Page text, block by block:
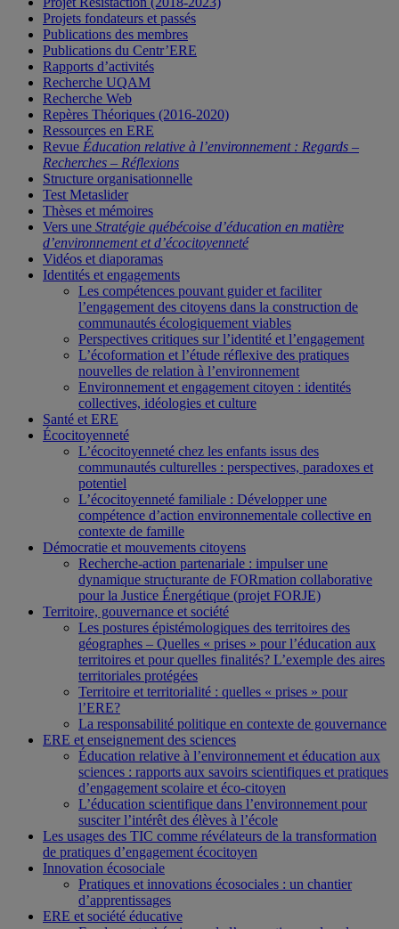
Projets fondateurs et passés
Publications des membres
Publications du Centr’ERE
Rapports d’activités
Recherche UQAM
Recherche Web
Repères Théoriques (2016-2020)
Ressources en ERE
Revue Éducation relative à l’environnement : Regards –
Recherches – Réflexions
Structure organisationnelle
Test Metaslider
Thèses et mémoires
Vers une Stratégie québécoise d’éducation en matière
d’environnement et d’écocitoyenneté
Vidéos et diaporamas
Identités et engagements
Les compétences pouvant guider et faciliter
l’engagement des citoyens dans la construction de
communautés écologiquement viables
Perspectives critiques sur l’identité et l’engagement
L’écoformation et l’étude réflexive des pratiques
nouvelles de relation à l’environnement
Environnement et engagement citoyen : identités
collectives, idéologies et culture
Santé et ERE
Écocitoyenneté
L’écocitoyenneté chez les enfants issus des
communautés culturelles : perspectives, paradoxes et
potentiel
L’écocitoyenneté familiale : Développer une
compétence d’action environnementale collective en
contexte de famille
Démocratie et mouvements citoyens
Recherche-action partenariale : impulser une
dynamique structurante de FORmation collaborative
pour la Justice Énergétique (projet FORJE)
Territoire, gouvernance et société
Les postures épistémologiques des territoires des
géographes – Quelles « prises » pour l’éducation aux
territoires et pour quelles finalités? L’exemple des aires
territoriales protégées
Territoire et territorialité : quelles « prises » pour
l’ERE?
La responsabilité politique en contexte de gouvernance
ERE et enseignement des sciences
Éducation relative à l’environnement et éducation aux
sciences : rapports aux savoirs scientifiques et pratiques
d’engagement scolaire et éco-citoyen
L’éducation scientifique dans l’environnement pour
susciter l’intérêt des élèves à l’école
Les usages des TIC comme révélateurs de la transformation
de pratiques d’engagement écocitoyen
Innovation écosociale
Pratiques et innovations écosociales : un chantier
d’apprentissages
ERE et société éducative